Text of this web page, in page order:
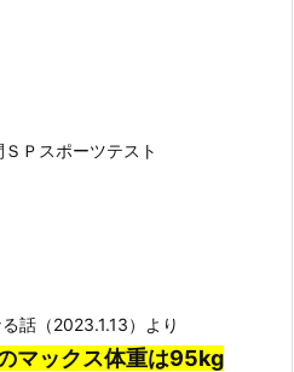
Ｐスポーツテスト
話（2023.1.13）より
マックス体重は95kg